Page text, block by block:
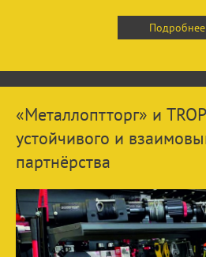
Подробнее
«Металлоптторг» и
устойчивого и
партнёрства